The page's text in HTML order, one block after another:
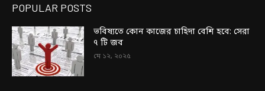
POPULAR POSTS
ভবিষ্যতে কোন কাজের চাহিদা বেশি হবে: সেরা
৭ টি জব
মে ১২, ২০২৫